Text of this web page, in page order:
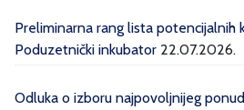
Preliminarna rang lista potencijalnih
Poduzetnički inkubator 22.07.2026.
Odluka o izboru najpovoljnijeg